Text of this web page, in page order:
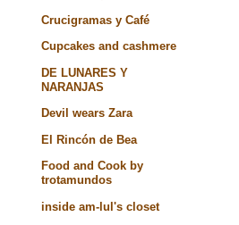
Crucigramas y Café
Cupcakes and cashmere
DE LUNARES Y
NARANJAS
Devil wears Zara
El Rincón de Bea
Food and Cook by
trotamundos
inside am-lul's closet